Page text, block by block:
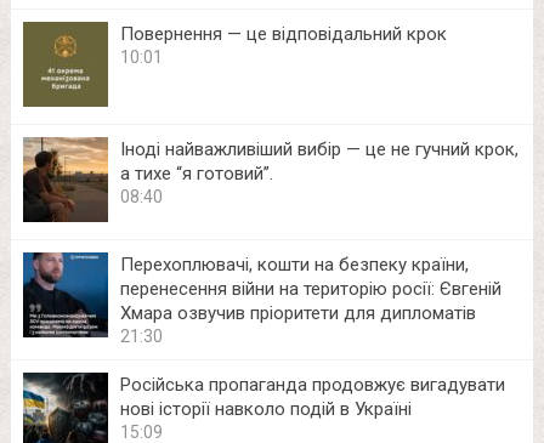
Повернення — це відповідальний крок
10:01
Іноді найважливіший вибір — це не гучний крок,
а тихе “я готовий”.
08:40
Перехоплювачі, кошти на безпеку країни,
перенесення війни на територію росії: Євгеній
Хмара озвучив пріоритети для дипломатів
21:30
Російська пропаганда продовжує вигадувати
нові історії навколо подій в Україні
15:09